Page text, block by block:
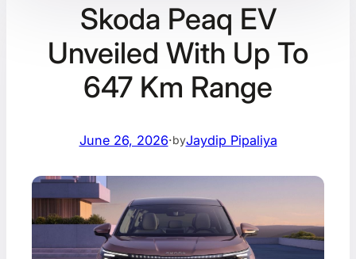
Skoda Peaq EV
Unveiled With Up To
647 Km Range
June 26, 2026·byJaydip Pipaliya